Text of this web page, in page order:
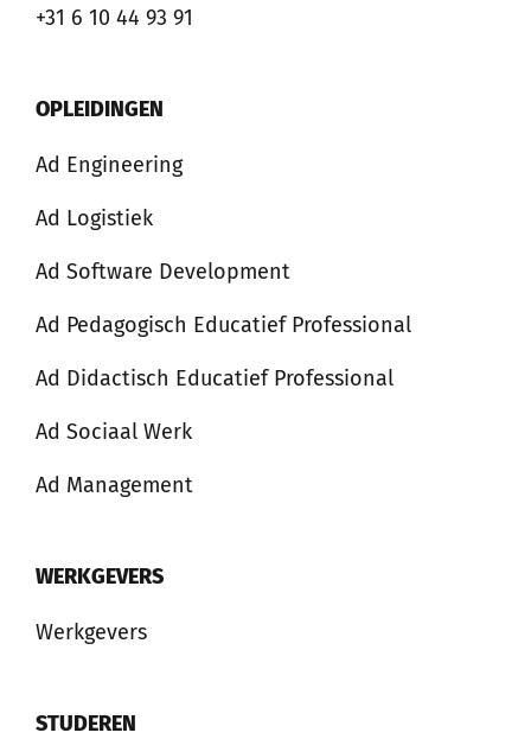
+31 6 10 44 93 91
OPLEIDINGEN
Ad Engineering
Ad Logistiek
Ad Software Development
Ad Pedagogisch Educatief Professional
Ad Didactisch Educatief Professional
Ad Sociaal Werk
Ad Management
WERKGEVERS
Werkgevers
STUDEREN